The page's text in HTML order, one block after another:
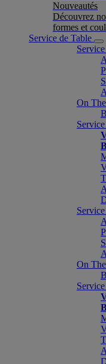
Nouveautés
Découvrez
formes et
Service de Table
On
On